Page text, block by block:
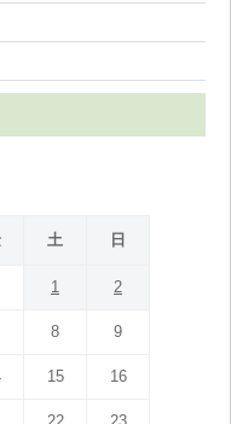
土 日
1 2
8 9
15 16